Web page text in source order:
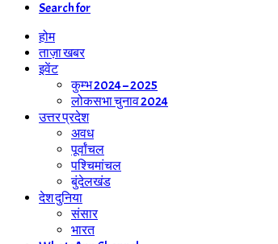
Search for
होम
ताज़ा खबर
इवेंट
कुम्भ 2024 – 2025
लोकसभा चुनाव 2024
उत्तर प्रदेश
अवध
पूर्वांचल
पश्चिमांचल
बुंदेलखंड
देश दुनिया
संसार
भारत